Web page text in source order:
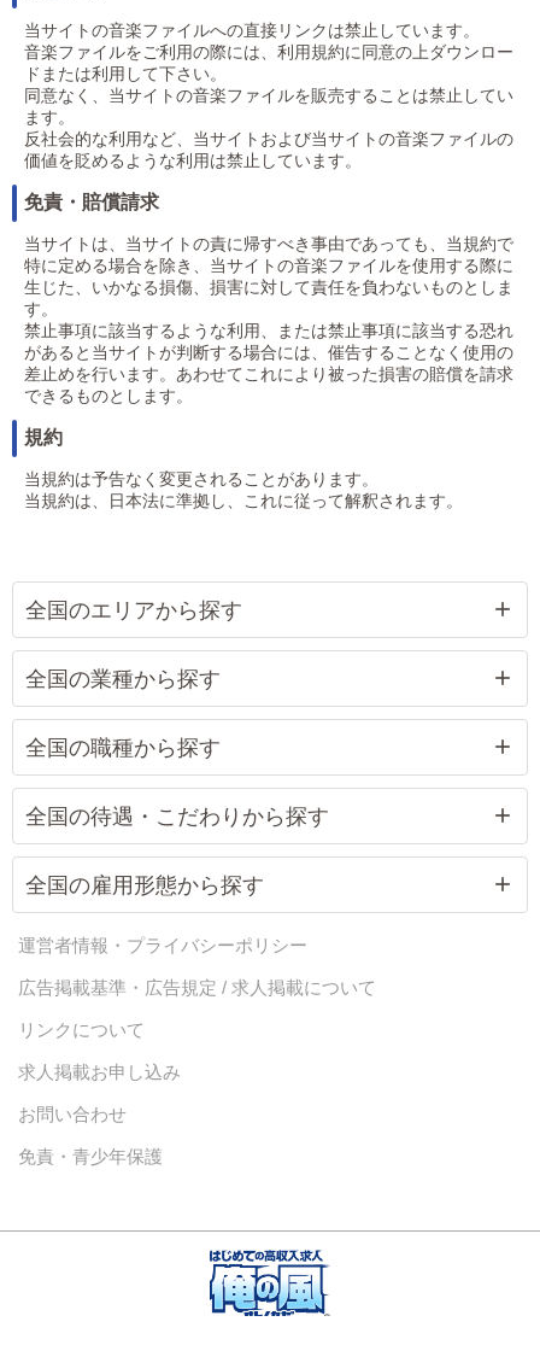
当サイトの音楽ファイルへの直接リンクは禁止しています。
音楽ファイルをご利用の際には、利用規約に同意の上ダウンロー
ドまたは利用して下さい。
同意なく、当サイトの音楽ファイルを販売することは禁止してい
ます。
反社会的な利用など、当サイトおよび当サイトの音楽ファイルの
価値を貶めるような利用は禁止しています。
免責・賠償請求
当サイトは、当サイトの責に帰すべき事由であっても、当規約で
特に定める場合を除き、当サイトの音楽ファイルを使用する際に
生じた、いかなる損傷、損害に対して責任を負わないものとしま
す。
禁止事項に該当するような利用、または禁止事項に該当する恐れ
があると当サイトが判断する場合には、催告することなく使用の
差止めを行います。あわせてこれにより被った損害の賠償を請求
できるものとします。
規約
当規約は予告なく変更されることがあります。
当規約は、日本法に準拠し、これに従って解釈されます。
全国のエリアから探す
全国の業種から探す
全国の職種から探す
全国の待遇・こだわりから探す
全国の雇用形態から探す
運営者情報・プライバシーポリシー
広告掲載基準・広告規定 / 求人掲載について
リンクについて
求人掲載お申し込み
お問い合わせ
免責・青少年保護